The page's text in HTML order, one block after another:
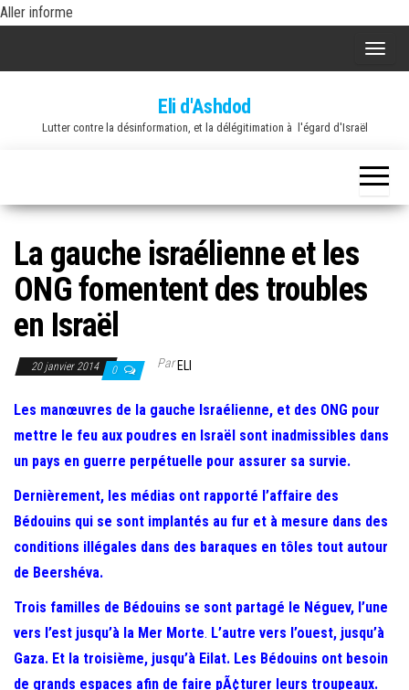
Aller informe
A
h
e
e
r
n
a
g
a
t
Eli d'Ashdod
Lutter contre la désinformation, et la délégitimation à l'égard d'Israël
La gauche israélienne et les
ONG fomentent des troubles
en Israël
20 janvier 2014 0 ParELI
Les manœuvres de la gauche Israélienne, et des ONG pour
mettre le feu aux poudres en Israël sont inadmissibles dans
un pays en guerre perpétuelle pour assurer sa survie.
Dernièrement, les médias ont rapporté l’affaire des
Bédouins qui se sont implantés au fur et à mesure dans des
conditions illégales dans des baraques en tôles tout autour
de Beershéva.
Trois familles de Bédouins se sont partagé le Néguev, l’une
vers l’est jusqu’à la Mer Morte. L’autre vers l’ouest, jusqu’à
Gaza. Et la troisième, jusqu’à Eilat. Les Bédouins ont besoin
de grands espaces afin de faire pÃ¢turer leurs troupeaux.